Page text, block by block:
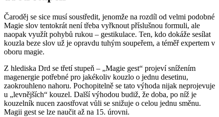
Čaroděj se sice musí soustředit, jenomže na rozdíl od velmi podobné
Magie slov tentokrát není třeba vyřknout příslušnou formuli, ale
naopak využít pohybů rukou – gestikulace. Ten, kdo dokáže sesílat
kouzla beze slov už je opravdu tuhým soupeřem, a téměř expertem v
oboru magie.
Z hlediska Drd se třetí stupeň – „Magie gest“ projeví snížením
magenergie potřebné pro jakékoliv kouzlo o jednu desetinu,
zaokrouhleno nahoru. Pochopitelně se tato výhoda nijak neprojevuje
u „levnějších“ kouzel. Další výhodou budiž, že doba, po níž je
kouzelník nucen zaostřovat vůli se snižuje o celou jednu směnu.
Magii gest se lze naučit až na 15. úrovni.